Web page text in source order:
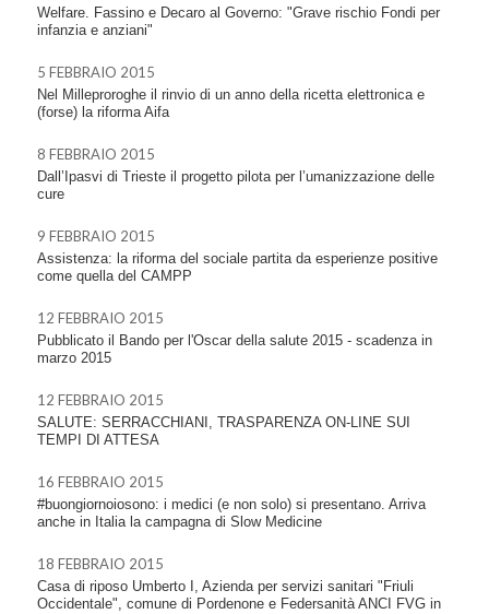
Welfare. Fassino e Decaro al Governo: "Grave rischio Fondi per
infanzia e anziani"
5 FEBBRAIO 2015
Nel Milleproroghe il rinvio di un anno della ricetta elettronica e
(forse) la riforma Aifa
8 FEBBRAIO 2015
Dall’Ipasvi di Trieste il progetto pilota per l’umanizzazione delle
cure
9 FEBBRAIO 2015
Assistenza: la riforma del sociale partita da esperienze positive
come quella del CAMPP
12 FEBBRAIO 2015
Pubblicato il Bando per l'Oscar della salute 2015 - scadenza in
marzo 2015
12 FEBBRAIO 2015
SALUTE: SERRACCHIANI, TRASPARENZA ON-LINE SUI
TEMPI DI ATTESA
16 FEBBRAIO 2015
#buongiornoiosono: i medici (e non solo) si presentano. Arriva
anche in Italia la campagna di Slow Medicine
18 FEBBRAIO 2015
Casa di riposo Umberto I, Azienda per servizi sanitari "Friuli
Occidentale", comune di Pordenone e Federsanità ANCI FVG in